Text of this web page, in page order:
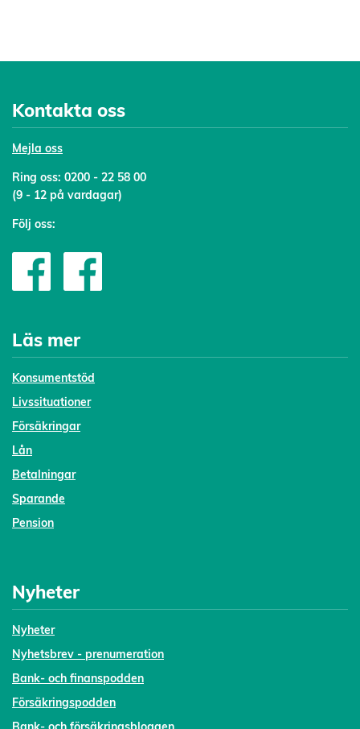
Kontakta oss
Mejla oss
Ring oss: 0200 - 22 58 00
(9 - 12 på vardagar)
Följ oss:
Läs mer
Konsumentstöd
Livssituationer
Försäkringar
Lån
Betalningar
Sparande
Pension
Nyheter
Nyheter
Nyhetsbrev - prenumeration
Bank- och finanspodden
Försäkringspodden